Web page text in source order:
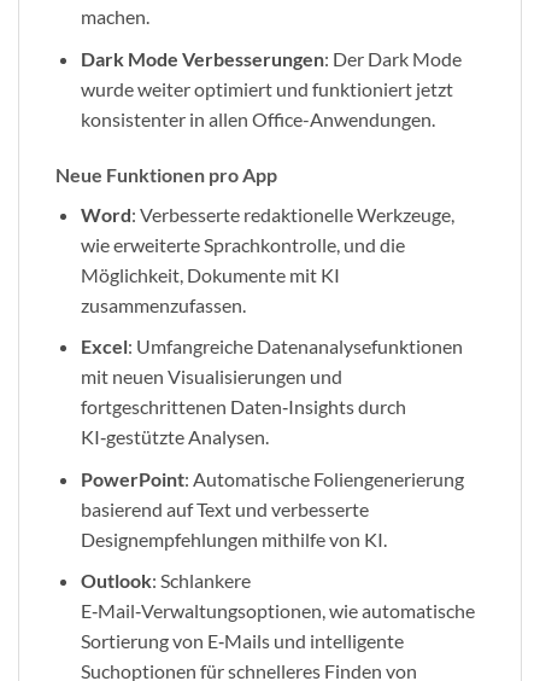
machen.
Dark Mode Verbesserungen: Der Dark Mode
wurde weiter optimiert und funktioniert jetzt
konsistenter in allen Office-Anwendungen.
Neue Funktionen pro App
Word: Verbesserte redaktionelle Werkzeuge,
wie erweiterte Sprachkontrolle, und die
Möglichkeit, Dokumente mit KI
zusammenzufassen.
Excel: Umfangreiche Datenanalysefunktionen
mit neuen Visualisierungen und
fortgeschrittenen Daten‑Insights durch
KI‑gestützte Analysen.
PowerPoint: Automatische Foliengenerierung
basierend auf Text und verbesserte
Designempfehlungen mithilfe von KI.
Outlook: Schlankere
E‑Mail‑Verwaltungsoptionen, wie automatische
Sortierung von E‑Mails und intelligente
Suchoptionen für schnelleres Finden von